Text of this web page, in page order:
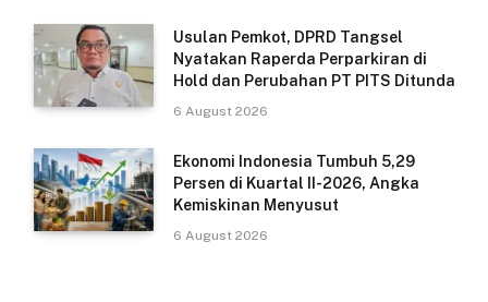
Usulan Pemkot, DPRD Tangsel
Nyatakan Raperda Perparkiran di
Hold dan Perubahan PT PITS Ditunda
6 August 2026
Ekonomi Indonesia Tumbuh 5,29
Persen di Kuartal II-2026, Angka
Kemiskinan Menyusut
6 August 2026